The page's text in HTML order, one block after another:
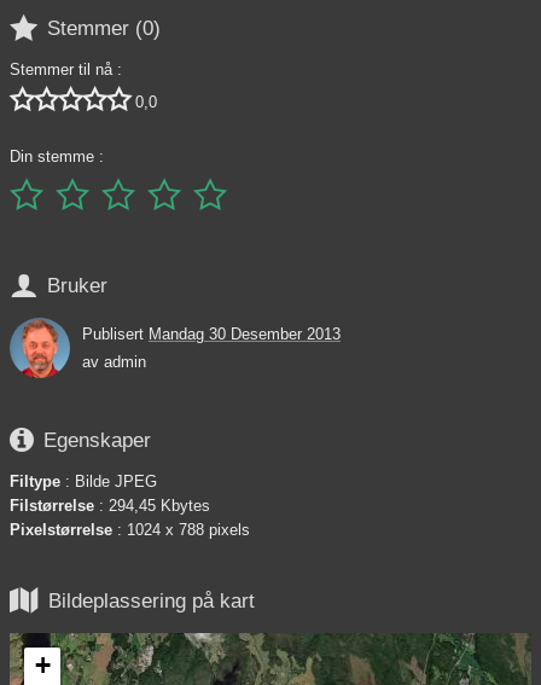
 Stemmer (0)
Stemmer til nå :
 0,0
Din stemme :
    
 Bruker
Publisert Mandag 30 Desember 2013
av admin
 Egenskaper
Filtype : Bilde JPEG
Filstørrelse : 294,45 Kbytes
Pixelstørrelse : 1024 x 788 pixels
 Bildeplassering på kart
+